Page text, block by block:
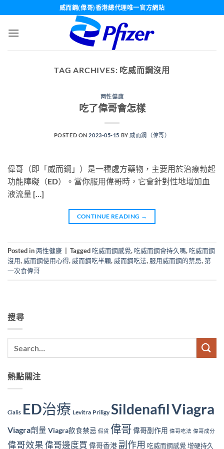
content
威而鋼(偉哥)香港總代理唯一官方網站
TAG ARCHIVES: 吃威而鋼沒用
两性健康
吃了偉哥會怎樣
POSTED ON2023-05-15 BY 威而鋼（偉哥）
偉哥（即「威而鋼」）是一種處方藥物，主要用於治療勃起
功能障礙（ED）。當你服用偉哥時，它會針對性地增加血
液流量 […]
CONTINUE READING →
Posted in两性健康 Tagged 吃威而鋼感覺, 吃威而鋼會持久嗎, 吃威而鋼
沒用, 威而鋼使用心得, 威而鋼吃半顆, 威而鋼吃法, 服用威而鋼的禁忌,第
一次食偉哥
搜尋
熱點關注
Cialis ED治療 Levitra Priligy SildenafilViagra
Viagra劑量 Viagra飲食禁忌 假貨 偉哥偉哥副作用 偉哥吃法 偉哥成分
偉哥效果偉哥邊度買 偉哥香港 副作用 吃威而鋼感覺 增硬持久